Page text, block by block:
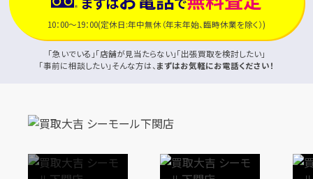
10：00～19：00(定休日:年中無休（年末年始、臨時休業を除く）)
「急いでいる」「店舗が見当たらない」「出張買取を検討したい」
「事前に相談したい」そんな方は、 まずはお気軽にお電話ください！